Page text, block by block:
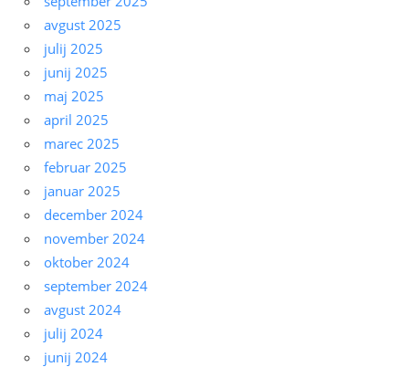
avgust 2025
julij 2025
junij 2025
maj 2025
april 2025
marec 2025
februar 2025
januar 2025
december 2024
november 2024
oktober 2024
september 2024
avgust 2024
julij 2024
junij 2024